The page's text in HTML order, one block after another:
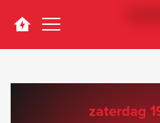
Navigation
zaterdag